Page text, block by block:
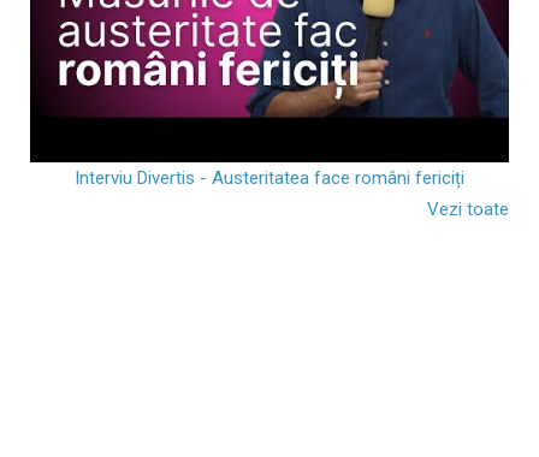
Interviu Divertis - Austeritatea face români fericiți
Vezi toate